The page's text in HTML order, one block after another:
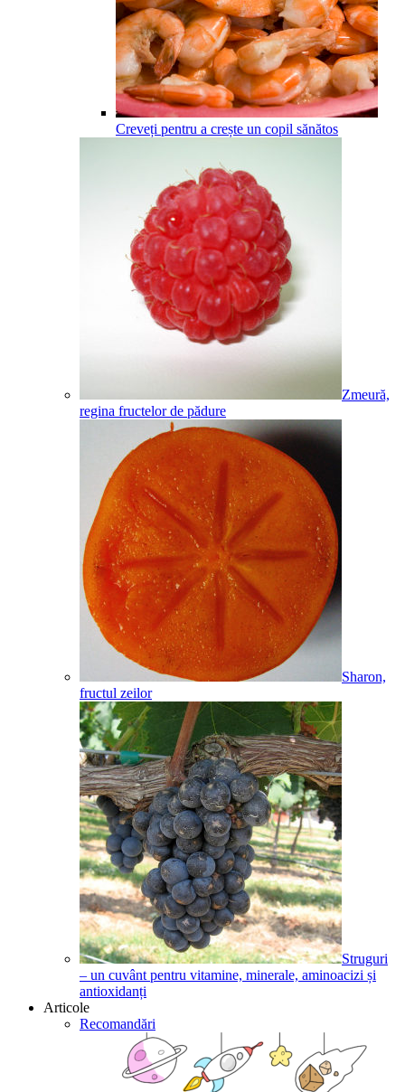
Creveți pentru a crește un copil sănătos
Zmeură,
regina fructelor de pădure
Sharon,
fructul zeilor
Struguri
– un cuvânt pentru vitamine, minerale, aminoacizi și
antioxidanți
Articole
Recomandări